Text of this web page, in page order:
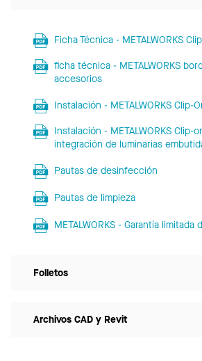
Ficha Técnica - METALWORKS
ficha técnica - METALWORKS
accesorios
Instalación - METALWORKS Clip-
Instalación - METALWORKS Clip-
integración de luminarias
Pautas de desinfección
Pautas de limpieza
METALWORKS - Garantía limitada
Folletos
Archivos CAD y Revit